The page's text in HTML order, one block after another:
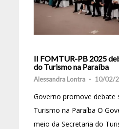
II FOMTUR-PB 2025
do Turismo na Paraíba
Alessandra Lontra - 10/02/
Governo promove debate
Turismo na Paraíba O
meio da Secretaria do